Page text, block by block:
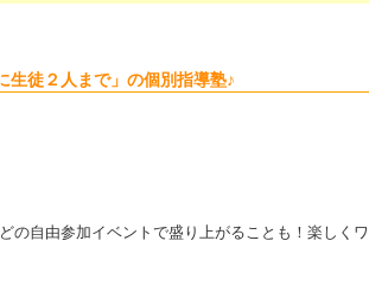
生徒２人まで」の個別指導塾♪
の自由参加イベントで盛り上がることも！楽しくワ